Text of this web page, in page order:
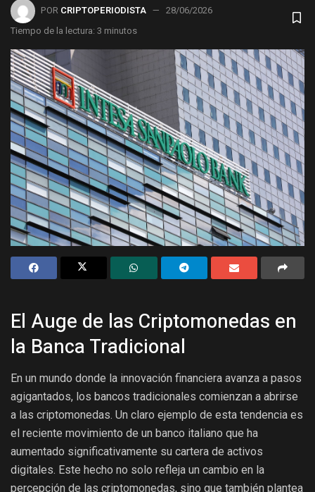
POR CRIPTOPERIODISTA
28/06/2026
Tiempo de la lectura: 3 minutos
El Auge de las Criptomonedas en
la Banca Tradicional
En un mundo donde la innovación financiera avanza a pasos
agigantados, los bancos tradicionales comienzan a abrirse
a las criptomonedas. Un claro ejemplo de esta tendencia es
el reciente movimiento de un banco italiano que ha
aumentado significativamente su cartera de activos
digitales. Este hecho no solo refleja un cambio en la
percepción de las criptomonedas, sino que también plantea